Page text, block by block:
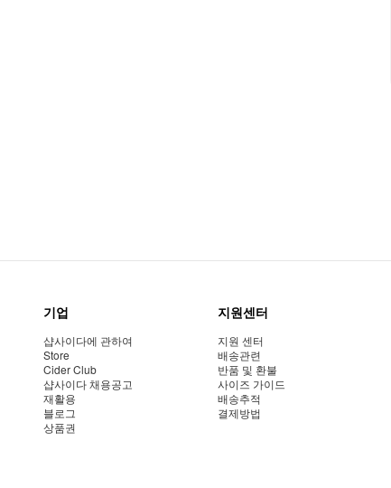
기업
샵사이다에 관하여
Store
Cider Club
샵사이다 채용공고
재활용
블로그
상품권
지원센터
지원 센터
배송관련
반품 및 환불
사이즈 가이드
배송추적
결제방법